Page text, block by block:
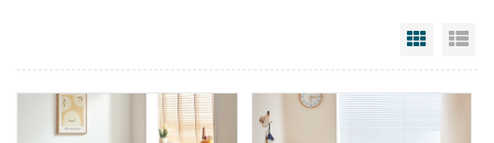
Grid